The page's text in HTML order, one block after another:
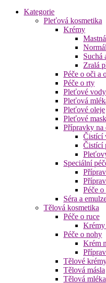
Kategorie
Pleťová kosmetika
Krémy
Suchá
Zralá
Péče o oči a
Péče o rty
Pleťové vody
Pleťová
Pleťové oleje
Pleťové
Přípravky na
Čistící
Čistící
Speciální
Péče
Séra a
Tělová kosmetika
Péče o ruce
Krémy
Péče o nohy
Krém
Tělové
Tělová másla
Tělová mléka